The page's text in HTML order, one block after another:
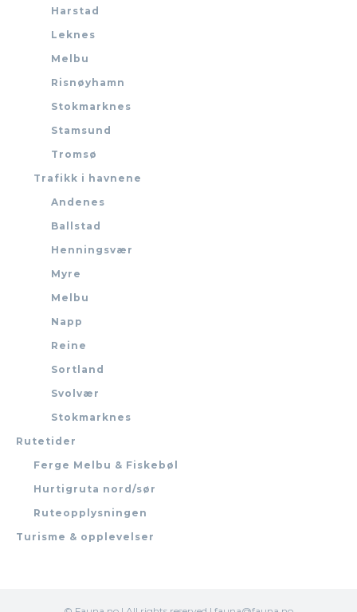
Harstad
Leknes
Melbu
Risnøyhamn
Stokmarknes
Stamsund
Tromsø
Trafikk i havnene
Andenes
Ballstad
Henningsvær
Myre
Melbu
Napp
Reine
Sortland
Svolvær
Stokmarknes
Rutetider
Ferge Melbu & Fiskebøl
Hurtigruta nord/sør
Ruteopplysningen
Turisme & opplevelser